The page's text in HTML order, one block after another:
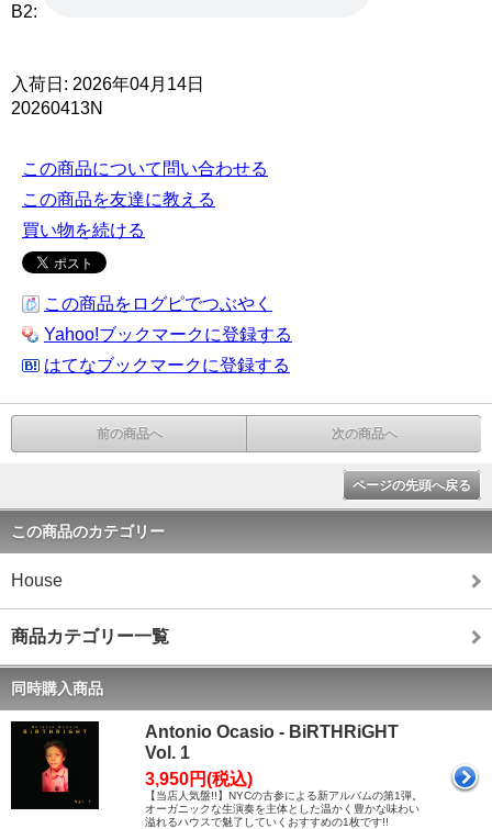
B2:
入荷日: 2026年04月14日
20260413N
この商品について問い合わせる
この商品を友達に教える
買い物を続ける
この商品をログピでつぶやく
Yahoo!ブックマークに登録する
はてなブックマークに登録する
前の商品へ 次の商品へ
ページの先頭へ戻る
この商品のカテゴリー
House
商品カテゴリー一覧
同時購入商品
Antonio Ocasio - BiRTHRiGHT
Vol. 1
3,950円(税込)
【当店人気盤!!】NYCの古参による新アルバムの第1弾。
オーガニックな生演奏を主体とした温かく豊かな味わい
溢れるハウスで魅了していくおすすめの1枚です!!